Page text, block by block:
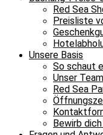
Red Sea
Preisliste
Unsere Basis
So schaut
Unser Team
Red Sea
Bewirb